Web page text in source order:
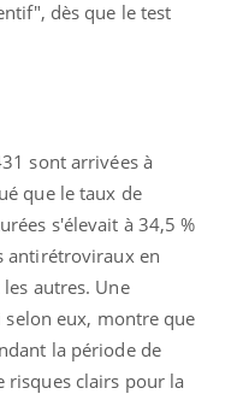
dès que le test
sont arrivées à
que le taux de
s'élevait à 34,5 %
antirétroviraux en
autres. Une
eux, montre que
la période de
risques clairs pour la